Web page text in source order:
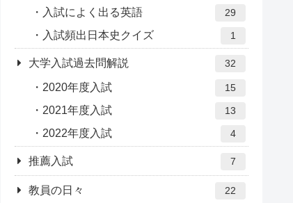
入試によく出る英語 29
入試頻出日本史クイズ 1
大学入試過去問解説 32
2020年度入試 15
2021年度入試 13
2022年度入試 4
推薦入試 7
教員の日々 22